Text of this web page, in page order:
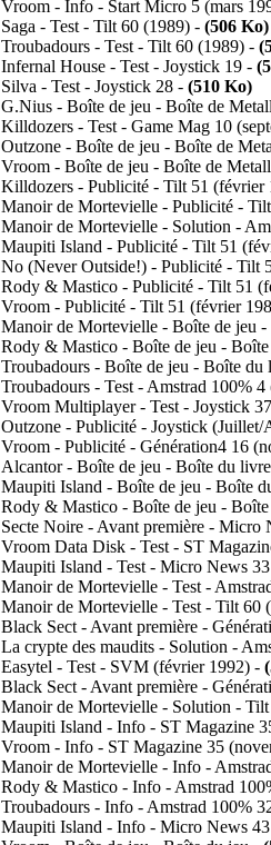
Vroom - Info - Start Micro 5 (mars
Saga - Test - Tilt 60 (1989) - (506 Ko)
Troubadours - Test - Tilt 60 (1989) -
Infernal House - Test - Joystick 19 -
Silva - Test - Joystick 28 - (510 Ko)
G.Nius - Boîte de jeu - Boîte de
Killdozers - Test - Game Mag 10
Outzone - Boîte de jeu - Boîte de
Vroom - Boîte de jeu - Boîte de
Killdozers - Publicité - Tilt 51
Manoir de Mortevielle - Publicité -
Manoir de Mortevielle - Solution -
Maupiti Island - Publicité - Tilt 51
No (Never Outside!) - Publicité - Tilt
Rody & Mastico - Publicité - Tilt 51
Vroom - Publicité - Tilt 51 (février
Manoir de Mortevielle - Boîte de jeu
Rody & Mastico - Boîte de jeu -
Troubadours - Boîte de jeu - Boîte
Troubadours - Test - Amstrad 100%
Vroom Multiplayer - Test - Joystick
Outzone - Publicité - Joystick
Vroom - Publicité - Génération4 16
Alcantor - Boîte de jeu - Boîte du
Maupiti Island - Boîte de jeu - Boîte
Rody & Mastico - Boîte de jeu -
Secte Noire - Avant première -
Vroom Data Disk - Test - ST
Maupiti Island - Test - Micro News
Manoir de Mortevielle - Test -
Manoir de Mortevielle - Test - Tilt 60
Black Sect - Avant première -
La crypte des maudits - Solution -
Easytel - Test - SVM (février 1992) -
Black Sect - Avant première -
Manoir de Mortevielle - Solution -
Maupiti Island - Info - ST Magazine
Vroom - Info - ST Magazine 35
Manoir de Mortevielle - Info -
Rody & Mastico - Info - Amstrad
Troubadours - Info - Amstrad 100%
Maupiti Island - Info - Micro News